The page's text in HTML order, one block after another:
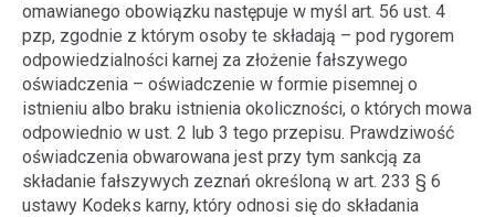
omawianego obowiązku następuje w myśl art. 56 ust. 4
pzp, zgodnie z którym osoby te składają – pod rygorem
odpowiedzialności karnej za złożenie fałszywego
oświadczenia – oświadczenie w formie pisemnej o
istnieniu albo braku istnienia okoliczności, o których mowa
odpowiednio w ust. 2 lub 3 tego przepisu. Prawdziwość
oświadczenia obwarowana jest przy tym sankcją za
składanie fałszywych zeznań określoną w art. 233 § 6
ustawy Kodeks karny, który odnosi się do składania